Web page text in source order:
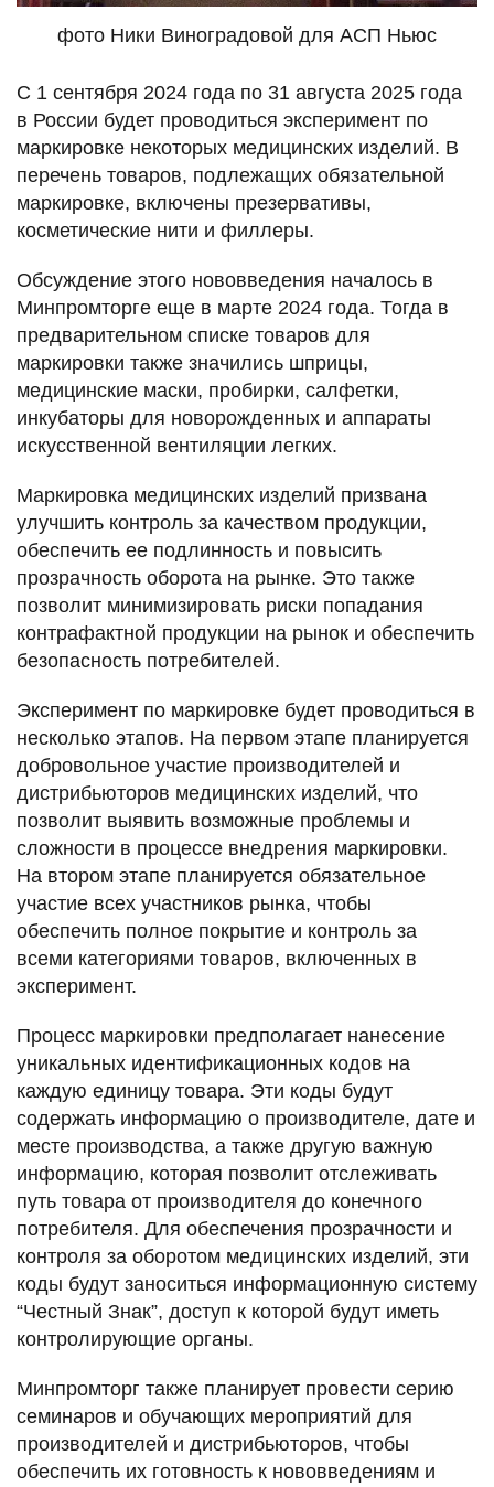
фото Ники Виноградовой для АСП Ньюс
С 1 сентября 2024 года по 31 августа 2025 года
в России будет проводиться эксперимент по
маркировке некоторых медицинских изделий. В
перечень товаров, подлежащих обязательной
маркировке, включены презервативы,
косметические нити и филлеры.
Обсуждение этого нововведения началось в
Минпромторге еще в марте 2024 года. Тогда в
предварительном списке товаров для
маркировки также значились шприцы,
медицинские маски, пробирки, салфетки,
инкубаторы для новорожденных и аппараты
искусственной вентиляции легких.
Маркировка медицинских изделий призвана
улучшить контроль за качеством продукции,
обеспечить ее подлинность и повысить
прозрачность оборота на рынке. Это также
позволит минимизировать риски попадания
контрафактной продукции на рынок и обеспечить
безопасность потребителей.
Эксперимент по маркировке будет проводиться в
несколько этапов. На первом этапе планируется
добровольное участие производителей и
дистрибьюторов медицинских изделий, что
позволит выявить возможные проблемы и
сложности в процессе внедрения маркировки.
На втором этапе планируется обязательное
участие всех участников рынка, чтобы
обеспечить полное покрытие и контроль за
всеми категориями товаров, включенных в
эксперимент.
Процесс маркировки предполагает нанесение
уникальных идентификационных кодов на
каждую единицу товара. Эти коды будут
содержать информацию о производителе, дате и
месте производства, а также другую важную
информацию, которая позволит отслеживать
путь товара от производителя до конечного
потребителя. Для обеспечения прозрачности и
контроля за оборотом медицинских изделий, эти
коды будут заноситься информационную систему
“Честный Знак”, доступ к которой будут иметь
контролирующие органы.
Минпромторг также планирует провести серию
семинаров и обучающих мероприятий для
производителей и дистрибьюторов, чтобы
обеспечить их готовность к нововведениям и